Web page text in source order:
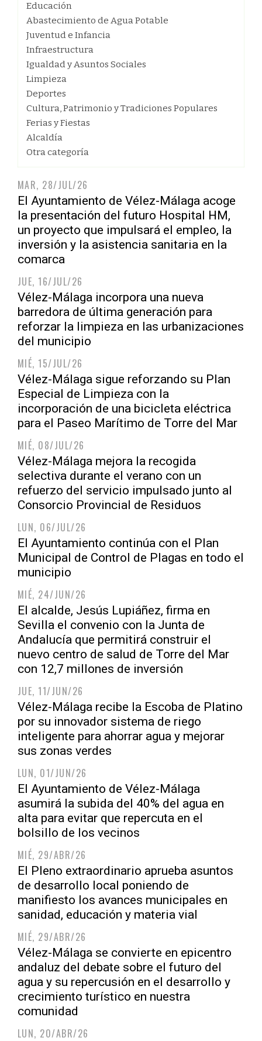
Educación
Abastecimiento de Agua Potable
Juventud e Infancia
Infraestructura
Igualdad y Asuntos Sociales
Limpieza
Deportes
Cultura, Patrimonio y Tradiciones Populares
Ferias y Fiestas
Alcaldía
Otra categoría
MAR, 28/JUL/26
El Ayuntamiento de Vélez-Málaga acoge
la presentación del futuro Hospital HM,
un proyecto que impulsará el empleo, la
inversión y la asistencia sanitaria en la
comarca
JUE, 16/JUL/26
Vélez-Málaga incorpora una nueva
barredora de última generación para
reforzar la limpieza en las urbanizaciones
del municipio
MIÉ, 15/JUL/26
Vélez-Málaga sigue reforzando su Plan
Especial de Limpieza con la
incorporación de una bicicleta eléctrica
para el Paseo Marítimo de Torre del Mar
MIÉ, 08/JUL/26
Vélez-Málaga mejora la recogida
selectiva durante el verano con un
refuerzo del servicio impulsado junto al
Consorcio Provincial de Residuos
LUN, 06/JUL/26
El Ayuntamiento continúa con el Plan
Municipal de Control de Plagas en todo el
municipio
MIÉ, 24/JUN/26
El alcalde, Jesús Lupiáñez, firma en
Sevilla el convenio con la Junta de
Andalucía que permitirá construir el
nuevo centro de salud de Torre del Mar
con 12,7 millones de inversión
JUE, 11/JUN/26
Vélez-Málaga recibe la Escoba de Platino
por su innovador sistema de riego
inteligente para ahorrar agua y mejorar
sus zonas verdes
LUN, 01/JUN/26
El Ayuntamiento de Vélez-Málaga
asumirá la subida del 40% del agua en
alta para evitar que repercuta en el
bolsillo de los vecinos
MIÉ, 29/ABR/26
El Pleno extraordinario aprueba asuntos
de desarrollo local poniendo de
manifiesto los avances municipales en
sanidad, educación y materia vial
MIÉ, 29/ABR/26
Vélez-Málaga se convierte en epicentro
andaluz del debate sobre el futuro del
agua y su repercusión en el desarrollo y
crecimiento turístico en nuestra
comunidad
LUN, 20/ABR/26